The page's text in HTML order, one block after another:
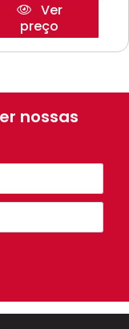
Ver
preço
nossas